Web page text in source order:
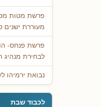
פרשת מטות
מעוררת ישנים
פרשת פנחס-
לבחירת מנהיג
נבואת ירמיהו
לכבוד שבת